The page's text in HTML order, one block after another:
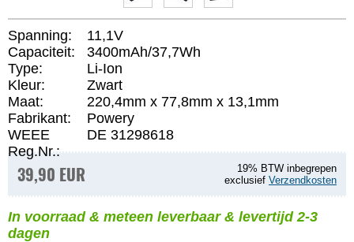
Spanning:
11,1V
Capaciteit:
3400mAh/37,7Wh
Type:
Li-Ion
Kleur:
Zwart
Maat:
220,4mm x 77,8mm x 13,1mm
Fabrikant:
Powery
WEEE
Reg.Nr.:
DE 31298618
39,90 EUR
19% BTW inbegrepen
exclusief Verzendkosten
In voorraad & meteen leverbaar & levertijd 2-3
dagen